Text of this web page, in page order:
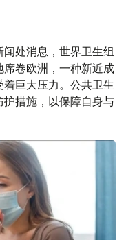
闻处消息，世界卫生组
卷欧洲，一种新近成
巨大压力。公共卫生
措施，以保障自身与